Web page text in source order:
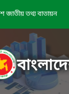
জাতীয় তথ্য বাতায়ন